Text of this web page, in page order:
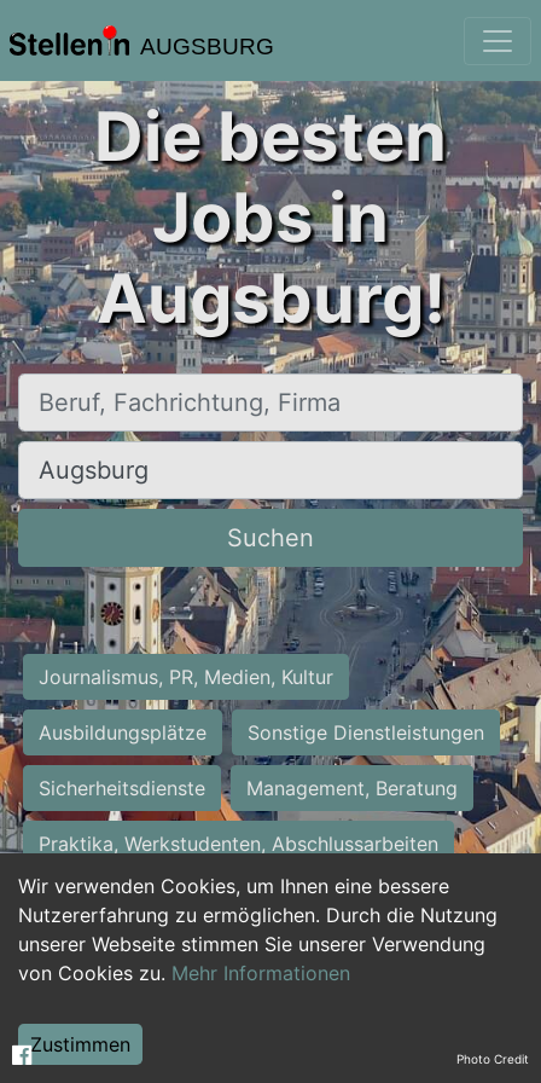
AUGSBURG
Wir verwenden Cookies, um Ihnen eine bessere
Nutzererfahrung zu ermöglichen. Durch die Nutzung
unserer Webseite stimmen Sie unserer Verwendung
von Cookies zu. Mehr Informationen
Zustimmen
Die besten
Jobs in
Augsburg!
Beruf, Fachrichtung, Firma
Ort, Stadt
Suchen
Journalismus, PR, Medien, Kultur
Ausbildungsplätze Sonstige Dienstleistungen
Sicherheitsdienste Management, Beratung
Praktika, Werkstudenten, Abschlussarbeiten
Personalwesen Assistenz, Sekretariat
Hilfskräfte, Aushilfs- und Nebenjobs
Weiterbildung, Studium, duale Ausbildung Photo Credit